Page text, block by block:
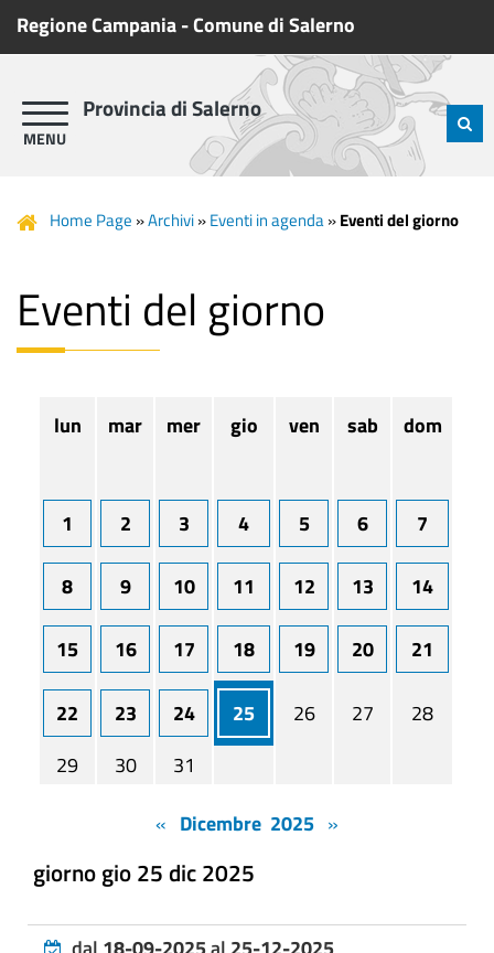
Regione Campania-Comune di Salerno
Provincia di Salerno
Home Page »Archivi»Eventi in agenda»Eventi del giorno
Eventi del giorno
lun mar mer gio ven sab dom
1 2 3 4 5 6 7
8 9 10 11 12 13 14
15 16 17 18 19 20 21
22 23 24 25 26 27
28
29
30
31
« Dicembre 2025 »
giorno gio 25 dic 2025